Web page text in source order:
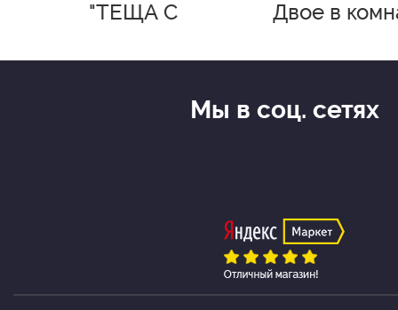
"ТЕЩА С
Двое в
Мы в соц. сетях